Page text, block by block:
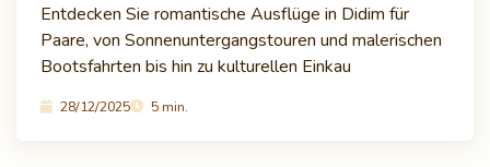
Entdecken Sie romantische Ausflüge in Didim für
Paare, von Sonnenuntergangstouren und malerischen
Bootsfahrten bis hin zu kulturellen Einkau
28/12/2025 5 min.